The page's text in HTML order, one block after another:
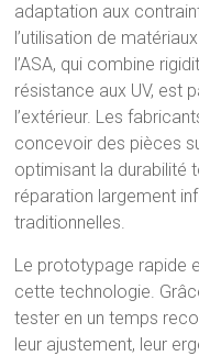
adaptation aux
l’utilisation de
l’ASA, qui combine
résistance aux UV, est
l’extérieur. Les
concevoir des pièces
optimisant la durabilité
réparation largement
traditionnelles.
Le prototypage rapide
cette technologie.
tester en un temps
leur ajustement, leur